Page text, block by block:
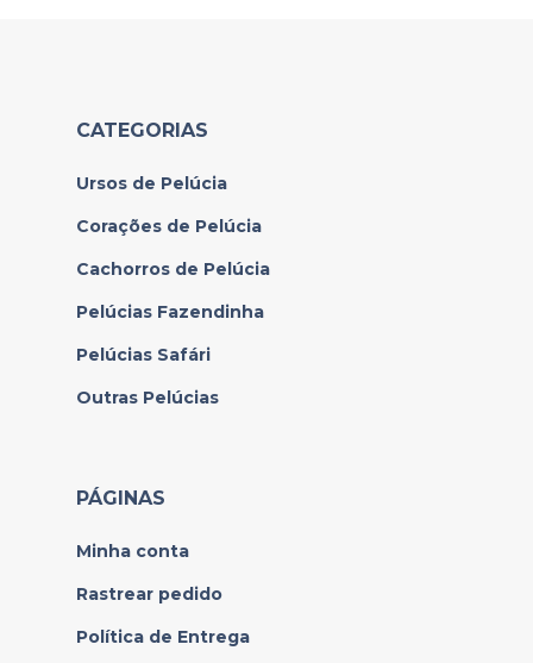
CATEGORIAS
Ursos de Pelúcia
Corações de Pelúcia
Cachorros de Pelúcia
Pelúcias Fazendinha
Pelúcias Safári
Outras Pelúcias
PÁGINAS
Minha conta
Rastrear pedido
Política de Entrega